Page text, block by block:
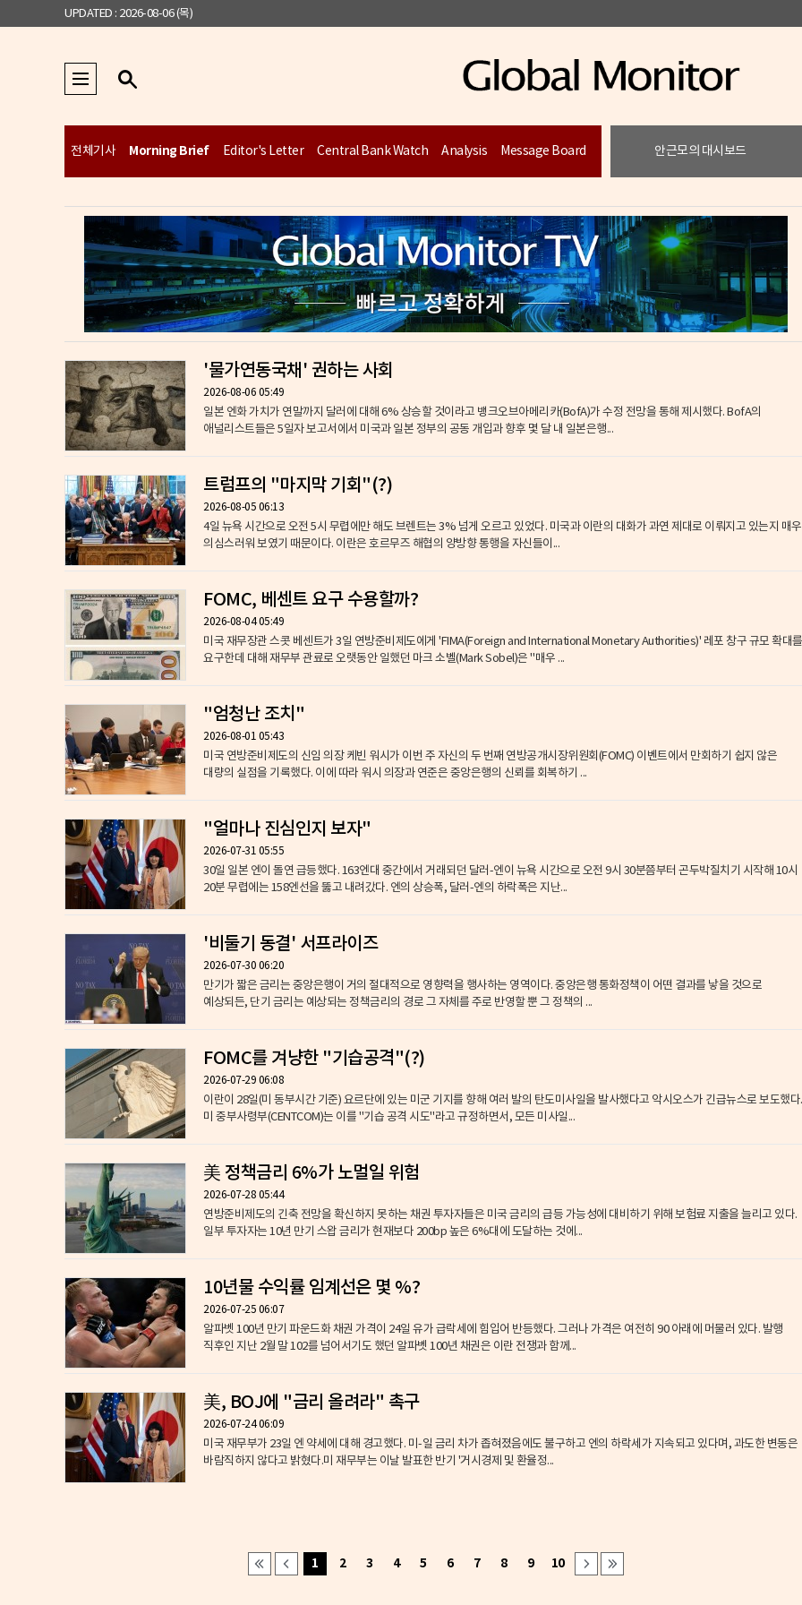
UPDATED : 2026-08-06 (목)
전체기사 Morning Brief Editor's Letter Central Bank Watch Analysis Message Board 안근모의 대시보드
'물가연동국채' 권하는 사회
2026-08-06 05:49
일본 엔화 가치가 연말까지 달러에 대해 6% 상승할 것이라고 뱅크오브아메리카(BofA)가 수정 전망을 통해 제시했다. BofA의
애널리스트들은 5일자 보고서에서 미국과 일본 정부의 공동 개입과 향후 몇 달 내 일본은행...
트럼프의 "마지막 기회"(?)
2026-08-05 06:13
4일 뉴욕 시간으로 오전 5시 무렵에만 해도 브렌트는 3% 넘게 오르고 있었다. 미국과 이란의 대화가 과연 제대로 이뤄지고 있는지 매우
의심스러워 보였기 때문이다. 이란은 호르무즈 해협의 양방향 통행을 자신들이...
FOMC, 베센트 요구 수용할까?
2026-08-04 05:49
미국 재무장관 스콧 베센트가 3일 연방준비제도에게 'FIMA(Foreign and International Monetary Authorities)' 레포 창구 규모 확대를
요구한데 대해 재무부 관료로 오랫동안 일했던 마크 소벨(Mark Sobel)은 "매우 ...
"엄청난 조치"
2026-08-01 05:43
미국 연방준비제도의 신임 의장 케빈 워시가 이번 주 자신의 두 번째 연방공개시장위원회(FOMC) 이벤트에서 만회하기 쉽지 않은
대량의 실점을 기록했다. 이에 따라 워시 의장과 연준은 중앙은행의 신뢰를 회복하기 ...
"얼마나 진심인지 보자"
2026-07-31 05:55
30일 일본 엔이 돌연 급등했다. 163엔대 중간에서 거래되던 달러-엔이 뉴욕 시간으로 오전 9시 30분쯤부터 곤두박질치기 시작해 10시
20분 무렵에는 158엔선을 뚫고 내려갔다. 엔의 상승폭, 달러-엔의 하락폭은 지난...
'비둘기 동결' 서프라이즈
2026-07-30 06:20
만기가 짧은 금리는 중앙은행이 거의 절대적으로 영향력을 행사하는 영역이다. 중앙은행 통화정책이 어떤 결과를 낳을 것으로
예상되든, 단기 금리는 예상되는 정책금리의 경로 그 자체를 주로 반영할 뿐 그 정책의 ...
FOMC를 겨냥한 "기습공격"(?)
2026-07-29 06:08
이란이 28일(미 동부시간 기준) 요르단에 있는 미군 기지를 향해 여러 발의 탄도미사일을 발사했다고 악시오스가 긴급뉴스로 보도했다.
미 중부사령부(CENTCOM)는 이를 "기습 공격 시도"라고 규정하면서, 모든 미사일...
美 정책금리 6%가 노멀일 위험
2026-07-28 05:44
연방준비제도의 긴축 전망을 확신하지 못하는 채권 투자자들은 미국 금리의 급등 가능성에 대비하기 위해 보험료 지출을 늘리고 있다.
일부 투자자는 10년 만기 스왑 금리가 현재보다 200bp 높은 6%대에 도달하는 것에...
10년물 수익률 임계선은 몇 %?
2026-07-25 06:07
알파벳 100년 만기 파운드화 채권 가격이 24일 유가 급락세에 힘입어 반등했다. 그러나 가격은 여전히 90 아래에 머물러 있다. 발행
직후인 지난 2월 말 102를 넘어서기도 했던 알파벳 100년 채권은 이란 전쟁과 함께...
美, BOJ에 "금리 올려라" 촉구
2026-07-24 06:09
미국 재무부가 23일 엔 약세에 대해 경고했다. 미-일 금리 차가 좁혀졌음에도 불구하고 엔의 하락세가 지속되고 있다며, 과도한 변동은
바람직하지 않다고 밝혔다.미 재무부는 이날 발표한 반기 '거시경제 및 환율정...
1 2 3 4 5 6 7 8 9 10